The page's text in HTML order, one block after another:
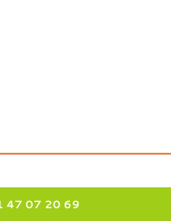
47 07 20 69